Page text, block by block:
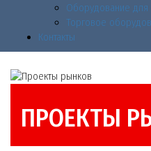
Оборудование для
Торговое
Контакты
ПРОЕКТЫ